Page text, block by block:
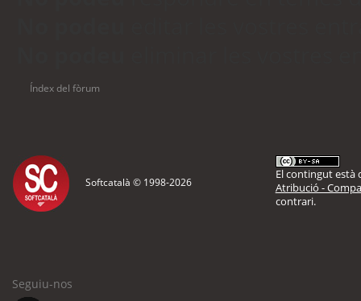
Índex del fòrum
Softcatalà © 1998-2026
El contingut està
Atribució -
contrari.
Seguiu-nos